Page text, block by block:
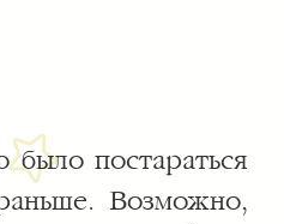
постараться
Возможно,